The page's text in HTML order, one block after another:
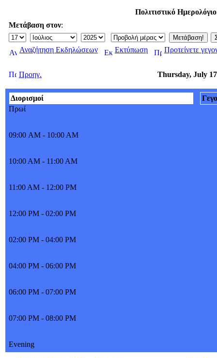
Πολιτιστικό
Μετάβαση στον:
Αναζήτηση Εκδηλώσεων Εκτύπωση Προτείνετε
Προηγ. Thursday, July
Διορισμοί
Πρωί
09:00 AM - 10:00 AM
10:00 AM - 11:00 AM
11:00 AM - 12:00 PM
12:00 PM - 02:00 PM
02:00 PM - 04:00 PM
04:00 PM - 06:00 PM
06:00 PM - 07:00 PM
07:00 PM - 08:00 PM
Evening